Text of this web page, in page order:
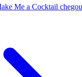
Me a Cocktail